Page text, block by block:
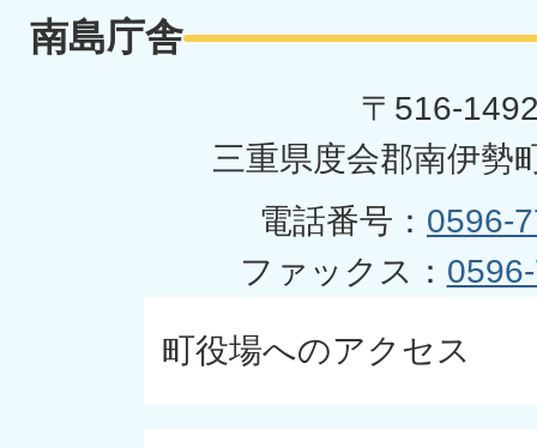
南島庁舎
〒516-
三重県度会郡南伊勢
電話番号： 0596-
ファックス：
町役場へのアクセス